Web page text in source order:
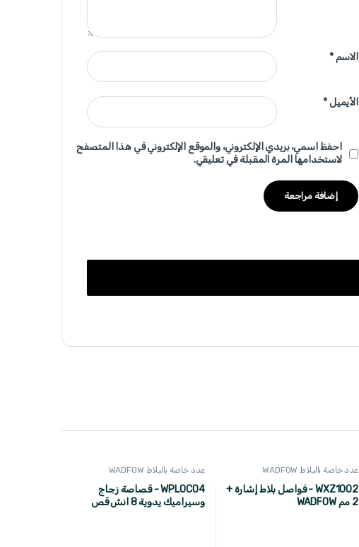
الاسم*
الأيميل*
احفظ اسمي، بريدي الإلكتروني، والموقع الإلكتروني في هذا المتصفح
لاستخدامها المرة المقبلة في تعليقي.
عدد خاصة بالبلاط WADFOW
WXZ1002 - فواصل بلاط إشارة +
2 مم WADFOW
عدد خاصة بالبلاط WADFOW
WPL0C04 - قصاصة زجاج
وسيراميك يدوية 8 انش قص